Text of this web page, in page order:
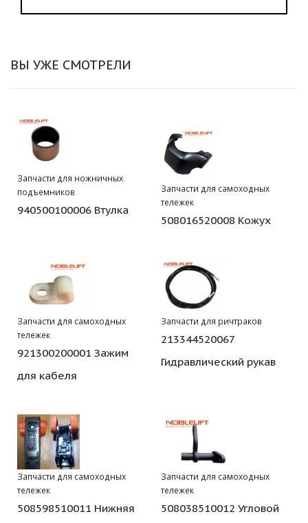
ВЫ УЖЕ СМОТРЕЛИ
Запчасти для ножничных
подъемников
940500100006 Втулка
Запчасти для самоходных
тележек
508016520008 Кожух
Запчасти для самоходных
тележек
921300200001 Зажим
для кабеля
Запчасти для ричтраков
213344520067
Гидравлический рукав
Запчасти для самоходных
тележек
508598510011 Нижняя
Запчасти для самоходных
тележек
508038510012 Угловой